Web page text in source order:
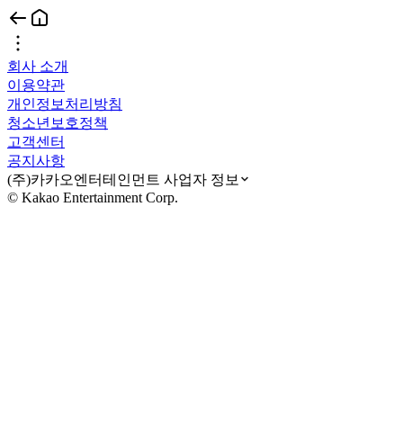
회사 소개
이용약관
개인정보처리방침
청소년보호정책
고객센터
공지사항
(주)카카오엔터테인먼트 사업자 정보
© Kakao Entertainment Corp.